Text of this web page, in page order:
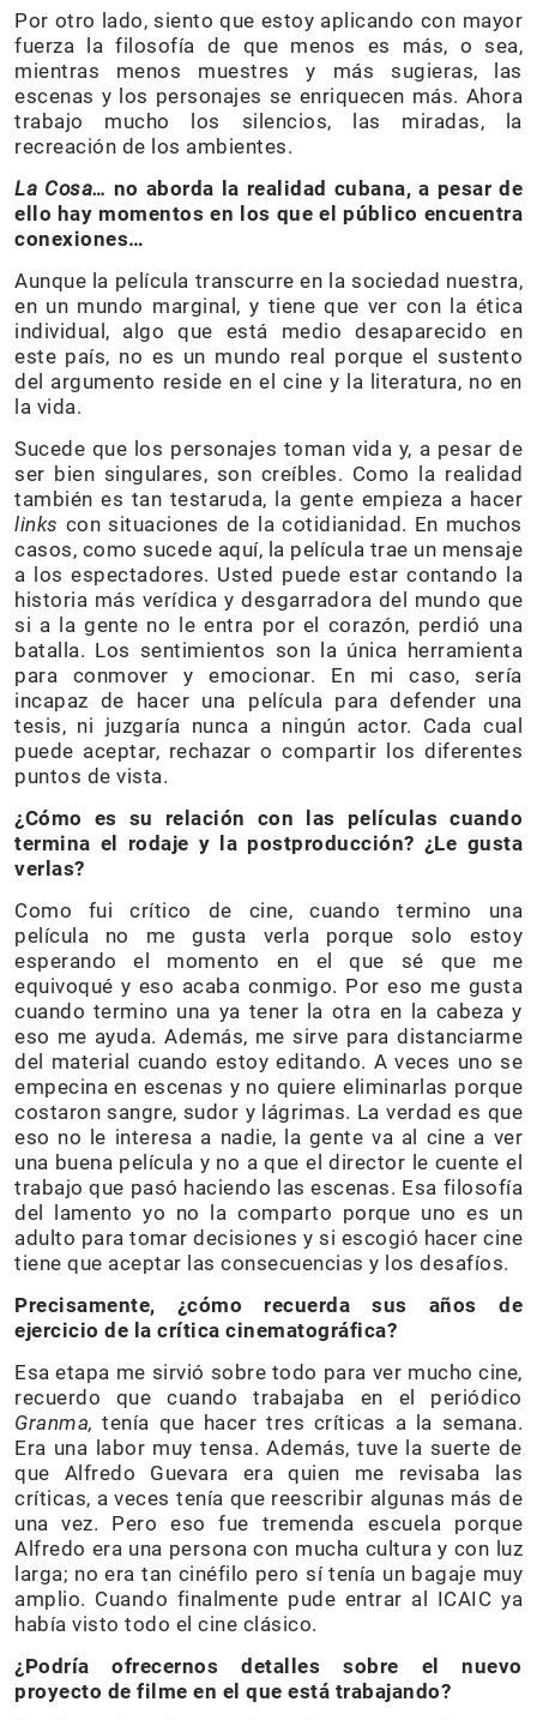
Por otro lado, siento que estoy aplicando con mayor
fuerza la filosofía de que menos es más, o sea,
mientras menos muestres y más sugieras, las
escenas y los personajes se enriquecen más. Ahora
trabajo mucho los silencios, las miradas, la
recreación de los ambientes.
La Cosa… no aborda la realidad cubana, a pesar de
ello hay momentos en los que el público encuentra
conexiones…
Aunque la película transcurre en la sociedad nuestra,
en un mundo marginal, y tiene que ver con la ética
individual, algo que está medio desaparecido en
este país, no es un mundo real porque el sustento
del argumento reside en el cine y la literatura, no en
la vida.
Sucede que los personajes toman vida y, a pesar de
ser bien singulares, son creíbles. Como la realidad
también es tan testaruda, la gente empieza a hacer
links con situaciones de la cotidianidad. En muchos
casos, como sucede aquí, la película trae un mensaje
a los espectadores. Usted puede estar contando la
historia más verídica y desgarradora del mundo que
si a la gente no le entra por el corazón, perdió una
batalla. Los sentimientos son la única herramienta
para conmover y emocionar. En mi caso, sería
incapaz de hacer una película para defender una
tesis, ni juzgaría nunca a ningún actor. Cada cual
puede aceptar, rechazar o compartir los diferentes
puntos de vista.
¿Cómo es su relación con las películas cuando
termina el rodaje y la postproducción? ¿Le gusta
verlas?
Como fui crítico de cine, cuando termino una
película no me gusta verla porque solo estoy
esperando el momento en el que sé que me
equivoqué y eso acaba conmigo. Por eso me gusta
cuando termino una ya tener la otra en la cabeza y
eso me ayuda. Además, me sirve para distanciarme
del material cuando estoy editando. A veces uno se
empecina en escenas y no quiere eliminarlas porque
costaron sangre, sudor y lágrimas. La verdad es que
eso no le interesa a nadie, la gente va al cine a ver
una buena película y no a que el director le cuente el
trabajo que pasó haciendo las escenas. Esa filosofía
del lamento yo no la comparto porque uno es un
adulto para tomar decisiones y si escogió hacer cine
tiene que aceptar las consecuencias y los desafíos.
Precisamente, ¿cómo recuerda sus años de
ejercicio de la crítica cinematográfica?
Esa etapa me sirvió sobre todo para ver mucho cine,
recuerdo que cuando trabajaba en el periódico
Granma, tenía que hacer tres críticas a la semana.
Era una labor muy tensa. Además, tuve la suerte de
que Alfredo Guevara era quien me revisaba las
críticas, a veces tenía que reescribir algunas más de
una vez. Pero eso fue tremenda escuela porque
Alfredo era una persona con mucha cultura y con luz
larga; no era tan cinéfilo pero sí tenía un bagaje muy
amplio. Cuando finalmente pude entrar al ICAIC ya
había visto todo el cine clásico.
¿Podría ofrecernos detalles sobre el nuevo
proyecto de filme en el que está trabajando?